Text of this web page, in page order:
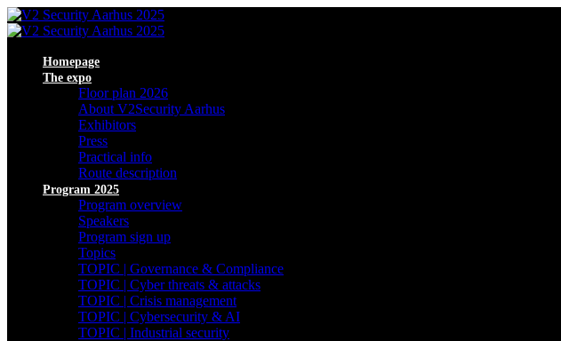
Homepage
The expo
Floor plan 2026
About V2Security Aarhus
Exhibitors
Press
Practical info
Route description
Program 2025
Program overview
Speakers
Program sign up
Topics
TOPIC | Governance & Compliance
TOPIC | Cyber threats & attacks
TOPIC | Crisis management
TOPIC | Cybersecurity & AI
TOPIC | Industrial security